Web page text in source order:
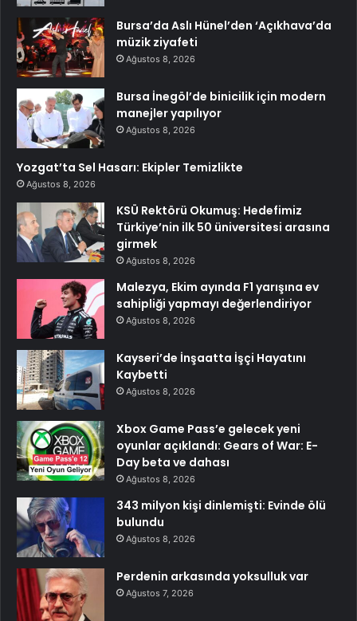
Bursa’da Aslı Hünel’den ‘Açıkhava’da
müzik ziyafeti
Ağustos 8, 2026
Bursa İnegöl’de binicilik için modern
manejler yapılıyor
Ağustos 8, 2026
Yozgat’ta Sel Hasarı: Ekipler Temizlikte
Ağustos 8, 2026
KSÜ Rektörü Okumuş: Hedefimiz
Türkiye’nin ilk 50 üniversitesi arasına
girmek
Ağustos 8, 2026
Malezya, Ekim ayında F1 yarışına ev
sahipliği yapmayı değerlendiriyor
Ağustos 8, 2026
Kayseri’de İnşaatta İşçi Hayatını
Kaybetti
Ağustos 8, 2026
Xbox Game Pass’e gelecek yeni
oyunlar açıklandı: Gears of War: E-
Day beta ve dahası
Ağustos 8, 2026
343 milyon kişi dinlemişti: Evinde ölü
bulundu
Ağustos 8, 2026
Perdenin arkasında yoksulluk var
Ağustos 7, 2026